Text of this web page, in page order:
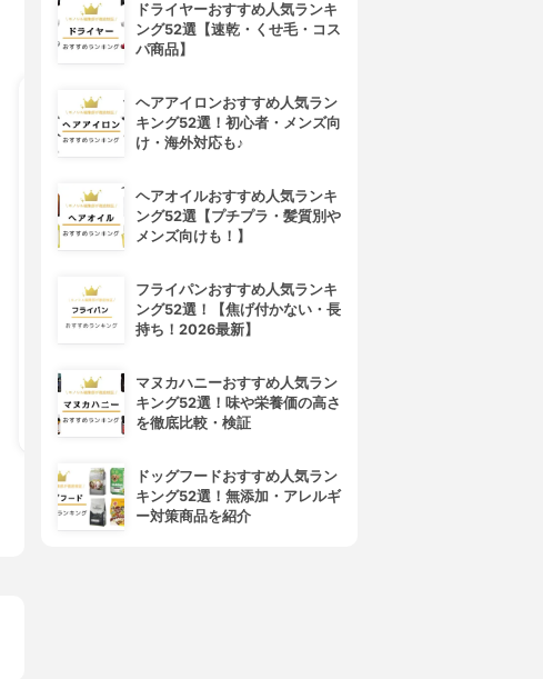
4位
ALBION(アルビオン)
エクサージュホワイト ホワイ
3.99(6)
¥3,630
d program(d プログラム)
ドライヤーおすすめ人気ランキ
ング52選【速乾・くせ毛・コス
パ商品】
ヘアアイロンおすすめ人気ラン
キング52選！初心者・メンズ向
け・海外対応も♪
ヘアオイルおすすめ人気ランキ
ング52選【プチプラ・髪質別や
メンズ向けも！】
フライパンおすすめ人気ランキ
ング52選！【焦げ付かない・長
持ち！2026最新】
マヌカハニーおすすめ人気ラン
キング52選！味や栄養価の高さ
を徹底比較・検証
ドッグフードおすすめ人気ラン
キング52選！無添加・アレルギ
ー対策商品を紹介